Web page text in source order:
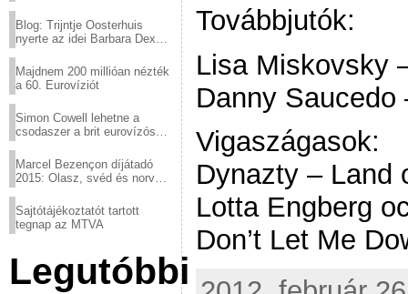
Blog: Trijntje Oosterhuis
nyerte az idei Barbara Dex
Majdnem 200 millióan nézték
a 60. Eurovíziót
Simon Cowell lehetne a
csodaszer a brit eurovízós
Marcel Bezençon díjátadó
2015: Olasz, svéd és norvég
Sajtótájékoztatót tartott
tegnap az MTVA
Legutóbbi
Továbbjutók:
Lisa Miskovsky
Danny Saucedo
Vigaszágasok:
Dynazty – Land
Lotta Engberg
Don’t Let Me